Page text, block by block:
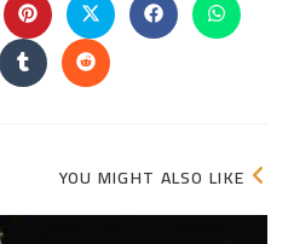
Opens
in
Opens
in
window
Opens
in
a
new
window
in
a
new Opens
in
in
YOU MIGHT ALSO LIKE